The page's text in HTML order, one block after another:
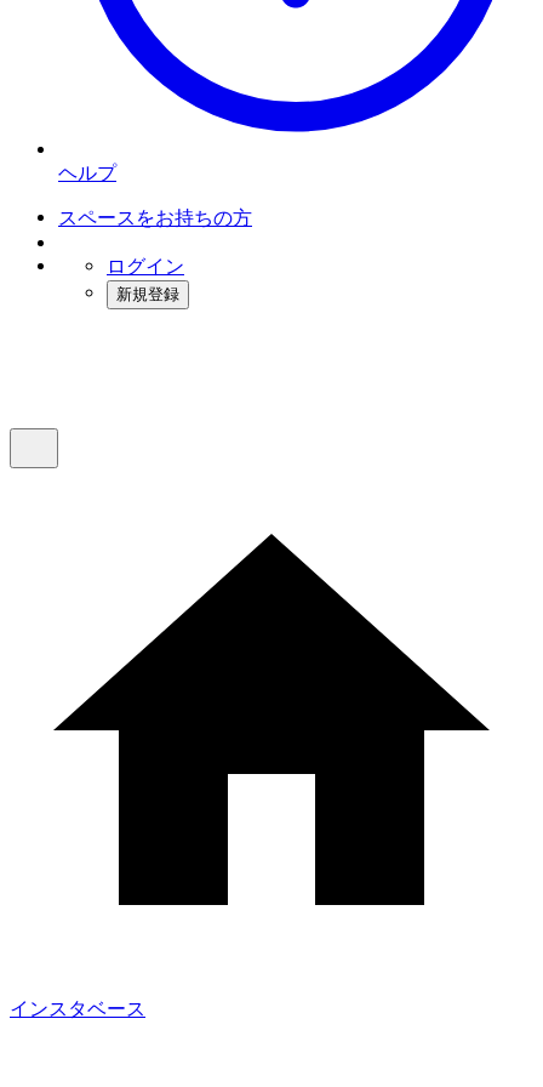
ヘルプ
スペースをお持ちの方
ログイン
新規登録
インスタベース